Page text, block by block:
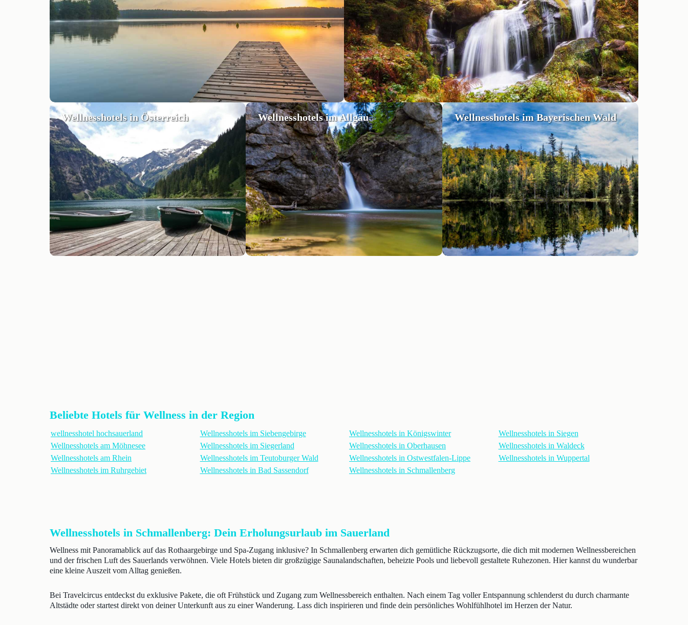
Wellnesshotels in Österreich Wellnesshotels im Allgäu Wellnesshotels im Bayerischen Wald
Beliebte Hotels für Wellness in der Region
wellnesshotel hochsauerland
Wellnesshotels am Möhnesee
Wellnesshotels am Rhein
Wellnesshotels im Ruhrgebiet
Wellnesshotels im Siebengebirge
Wellnesshotels im Siegerland
Wellnesshotels im Teutoburger Wald
Wellnesshotels in Bad Sassendorf
Wellnesshotels in Königswinter
Wellnesshotels in Oberhausen
Wellnesshotels in Ostwestfalen-Lippe
Wellnesshotels in Schmallenberg
Wellnesshotels in Siegen
Wellnesshotels in Waldeck
Wellnesshotels in Wuppertal
Wellnesshotels in Schmallenberg: Dein Erholungsurlaub im Sauerland
Wellness mit Panoramablick auf das Rothaargebirge und Spa-Zugang inklusive? In Schmallenberg erwarten dich gemütliche Rückzugsorte, die dich mit modernen Wellnessbereichen
und der frischen Luft des Sauerlands verwöhnen. Viele Hotels bieten dir großzügige Saunalandschaften, beheizte Pools und liebevoll gestaltete Ruhezonen. Hier kannst du wunderbar
eine kleine Auszeit vom Alltag genießen.
Bei Travelcircus entdeckst du exklusive Pakete, die oft Frühstück und Zugang zum Wellnessbereich enthalten. Nach einem Tag voller Entspannung schlenderst du durch charmante
Altstädte oder startest direkt von deiner Unterkunft aus zu einer Wanderung. Lass dich inspirieren und finde dein persönliches Wohlfühlhotel im Herzen der Natur.